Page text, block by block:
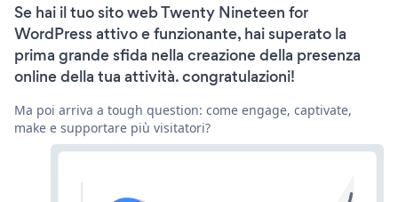
Se hai il tuo sito web Twenty Nineteen for
WordPress attivo e funzionante, hai superato la
prima grande sfida nella creazione della presenza
online della tua attività. congratulazioni!
Ma poi arriva a tough question: come engage, captivate,
make e supportare più visitatori?